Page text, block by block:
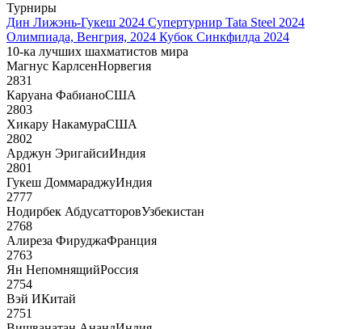
Турниры
Дин Лижэнь-Гукеш 2024 Супертурнир Tata Steel 2024
Олимпиада, Венгрия, 2024 Кубок Синкфилда 2024
10-ка лучших шахматистов мира
Магнус КарлсенНорвегия
2831
Каруана ФабианоСША
2803
Хикару НакамураСША
2802
Арджун ЭригайсиИндия
2801
Гукеш ДоммараджуИндия
2777
Нодирбек АбдусатторовУзбекистан
2768
Алиреза ФируджаФранция
2763
Ян НепомнящийРоссия
2754
Вэй ИКитай
2751